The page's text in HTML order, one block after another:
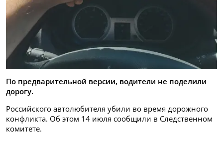
По предварительной версии, водители не поделили
дорогу.
Российского автолюбителя убили во время дорожного
конфликта. Об этом 14 июля сообщили в Следственном
комитете.